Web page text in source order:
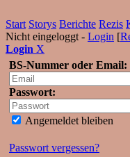
Start Storys Berichte Rezis
Nicht eingeloggt - Login [
Login X
BS-Nummer oder Email:
Passwort:
Angemeldet bleiben
Passwort vergessen?